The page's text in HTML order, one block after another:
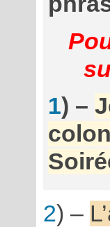
1) –
2) –